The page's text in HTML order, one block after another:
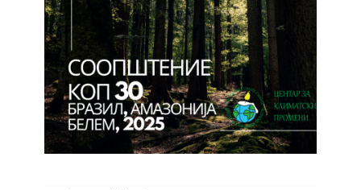
Контакт